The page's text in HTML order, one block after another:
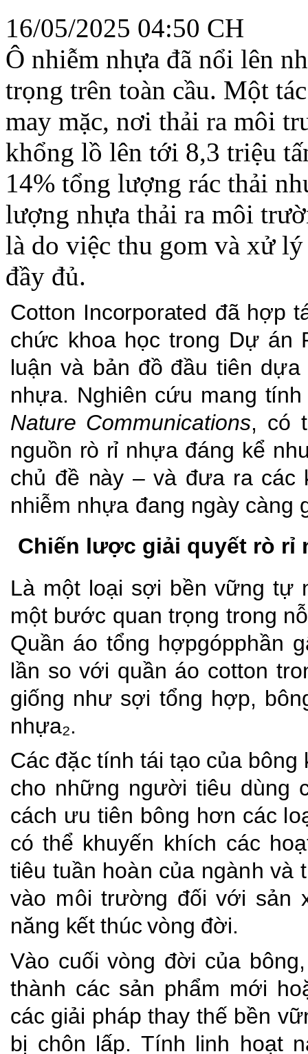
16/05/2025 04:50 CH
Ô nhiễm nhựa đã nổi lên
trọng trên toàn cầu. Một tác
may mặc, nơi thải ra môi
khổng lồ lên tới 8,3 triệu
14% tổng lượng rác thải
lượng nhựa thải ra môi
là do việc thu gom và xử lý
đầy đủ.
Cotton Incorporated đã hợp
chức khoa học trong Dự án
luận và bản đồ đầu tiên dựa
nhựa. Nghiên cứu mang
Nature Communications, có
nguồn rò rỉ nhựa đáng kể
chủ đề này – và đưa ra các
nhiễm nhựa đang ngày càng
Chiến lược giải quyết rò rỉ
Là một loại sợi bền vững tự
một bước quan trọng trong
Quần áo tổng hợpgópphần
lần so với quần áo cotton
giống như sợi tổng hợp,
nhựa₂.
Các đặc tính tái tạo của bông
cho những người tiêu dùng
cách ưutiên bông hơn các
có thể khuyến khích các
tiêu tuần hoàn của ngànhvà
vào môi trường đối với sản
năng kết thúc vòng đời.
Vào cuối vòng đời của
thành các sản phẩm mới
các giải pháp thay thế bền
bị chôn lấp. Tính linh hoạt